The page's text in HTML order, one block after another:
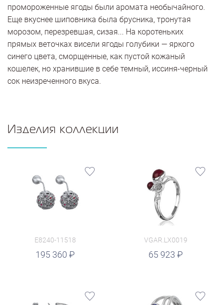
промороженные ягоды были аромата необычайного.
Еще вкуснее шиповника была брусника, тронутая
морозом, перезревшая, сизая... На коротеньких
прямых веточках висели ягоды голубики — яркого
синего цвета, сморщенные, как пустой кожаный
кошелек, но хранившие в себе темный, иссиня-черный
сок неизреченного вкуса.
Изделия коллекции
E8240-11518
195 360
VGAR.LX0019
65 923
руб.